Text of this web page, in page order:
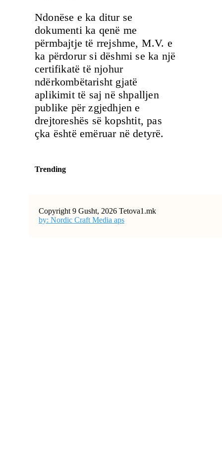
Ndonëse e ka ditur se
dokumenti ka qenë me
përmbajtje të rrejshme, M.V. e
ka përdorur si dëshmi se ka një
certifikatë të njohur
ndërkombëtarisht gjatë
aplikimit të saj në shpalljen
publike për zgjedhjen e
drejtoreshës së kopshtit, pas
çka është emëruar në detyrë.
Trending
Copyright 9 Gusht, 2026 Tetova1.mk
by: Nordic Craft Media aps